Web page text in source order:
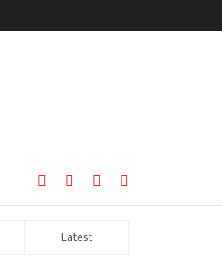
Latest